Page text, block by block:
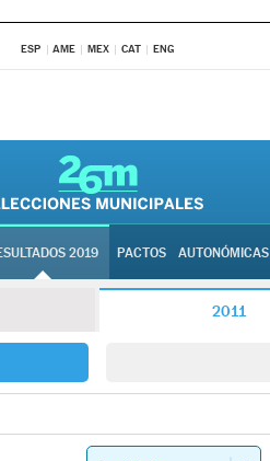
ESP AME MEX CAT ENG
2019 PACTOS AUTONÓMICAS
2011